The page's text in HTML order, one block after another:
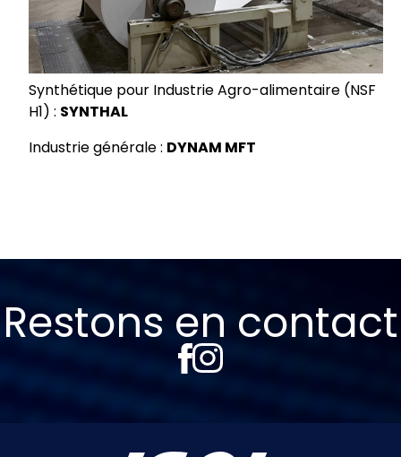
Synthétique pour Industrie Agro-alimentaire (NSF
H1) : SYNTHAL
Industrie générale : DYNAM MFT
Restons en contact